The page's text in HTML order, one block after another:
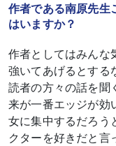
作者である南原先生
はいますか？
作者としてはみんな
強いてあげるとする
読者の方々の話を聞
来が一番エッジが効
女に集中するだろう
クターを好きだと言